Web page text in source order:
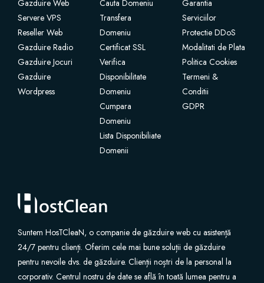
Gazduire Web
Servere VPS
Reseller Web
Gazduire Radio
Gazduire Jocuri
Gazduire
Wordpress
Cauta Domeniu
Transfera
Domeniu
Certificat SSL
Verifica
Disponibilitate
Domeniu
Cumpara
Domeniu
Lista Disponibiliate
Domenii
Garantia
Serviciilor
Protectie DDoS
Modalitati de Plata
Politica Cookies
Termeni &
Conditii
GDPR
Suntem HosTCleaN, o companie de găzduire web cu asistență
24/7 pentru clienți. Oferim cele mai bune soluții de găzduire
pentru nevoile dvs. de găzduire. Clienții noștri de la personal la
corporativ. Centrul nostru de date se află în toată lumea pentru a